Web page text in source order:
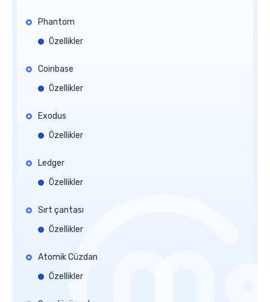
Phantom
Özellikler
Coinbase
Özellikler
Exodus
Özellikler
Ledger
Özellikler
Sırt çantası
Özellikler
Atomik Cüzdan
Özellikler